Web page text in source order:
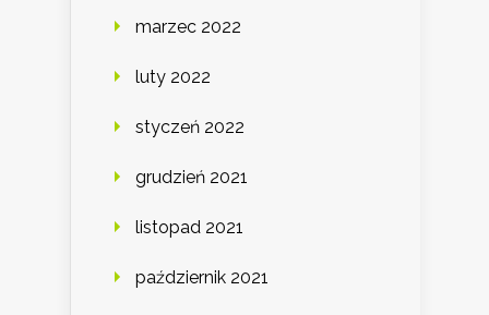
marzec 2022
luty 2022
styczeń 2022
grudzień 2021
listopad 2021
październik 2021